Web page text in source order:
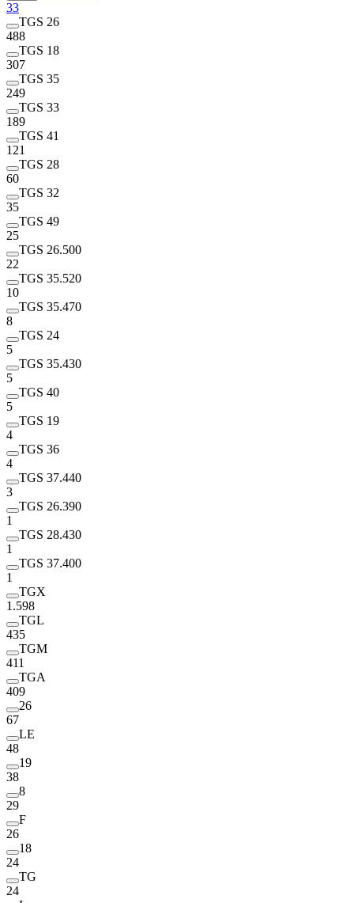
33
TGS 26
488
TGS 18
307
TGS 35
249
TGS 33
189
TGS 41
121
TGS 28
60
TGS 32
35
TGS 49
25
TGS 26.500
22
TGS 35.520
10
TGS 35.470
8
TGS 24
5
TGS 35.430
5
TGS 40
5
TGS 19
4
TGS 36
4
TGS 37.440
3
TGS 26.390
1
TGS 28.430
1
TGS 37.400
1
TGX
1.598
TGL
435
TGM
411
TGA
409
26
67
LE
48
19
38
8
29
F
26
18
24
TG
24